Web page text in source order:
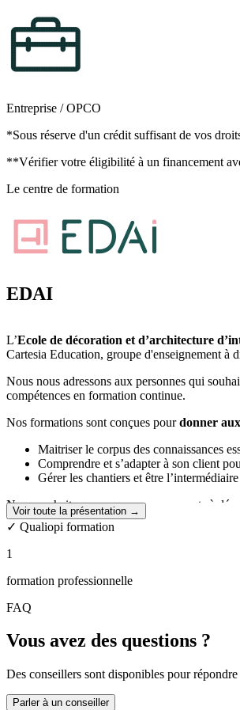
Entreprise / OPCO
*Sous réserve d'un crédit suffisant de vos
**Vérifier votre éligibilité à un financement
Le centre de formation
EDAI
L’Ecole de décoration et d’architecture
Cartesia Education, groupe d'enseignement à
Nous nous adressons aux personnes qui
compétences en formation continue.
Nos formations sont conçues pourdonner aux
Maitriser le corpus des connaissances
Comprendre et s’adapter à son client
Gérer les chantiers et être
Nous souhaitons amener nos apprenants à
Nousaccompagnons
Pour cela, notre école s’appuie sur une
Des cours en live, disponibles en replay
Voir toute la présentation →
✓ Qualiopi formation
1
formation professionnelle
FAQ
Vous avez des questions ?
Des conseillers sont disponibles pour
Parler à un conseiller